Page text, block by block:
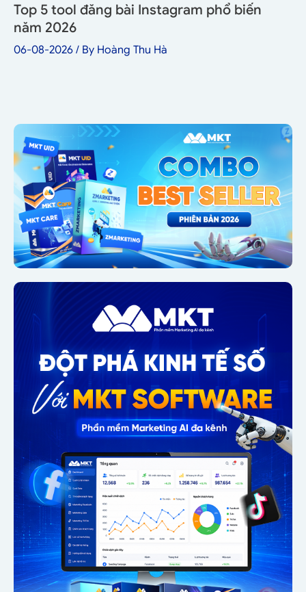
Top 5 tool đăng bài Instagram phổ biến
năm 2026
06-08-2026 / By Hoàng Thu Hà